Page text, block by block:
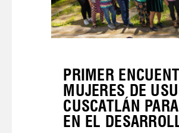
PRIMER
MUJERES DE
CUSCATLÁN
EN EL